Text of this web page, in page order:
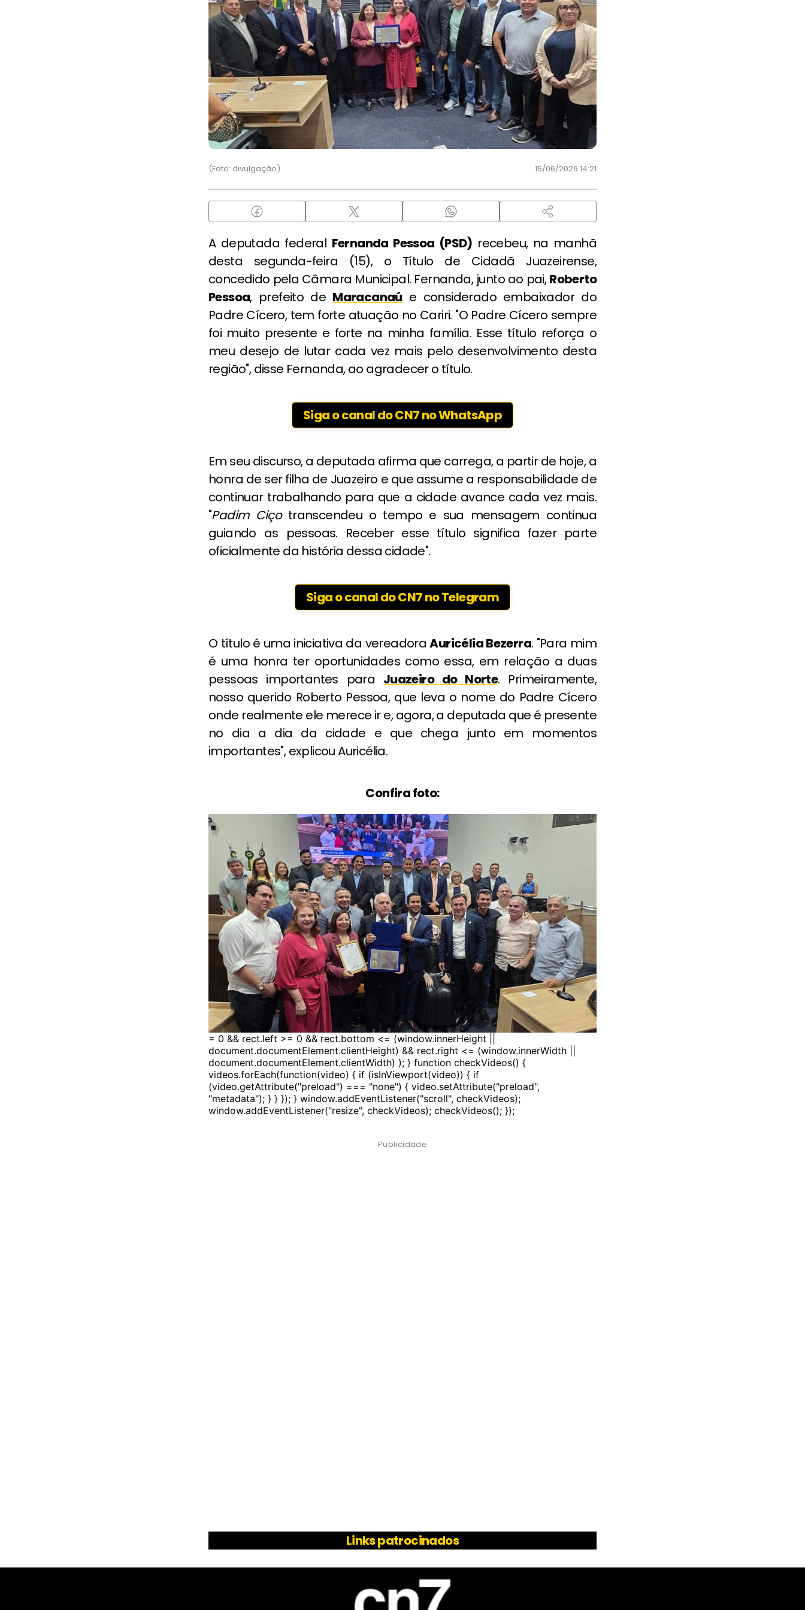
(Foto: divulgação) 15/06/2026 14:21
A deputada federal Fernanda Pessoa (PSD) recebeu, na manhã
desta segunda-feira (15), o Título de Cidadã Juazeirense,
concedido pela Câmara Municipal. Fernanda, junto ao pai,Roberto
Pessoa, prefeito de Maracanaú e considerado embaixador do
Padre Cícero, tem forte atuação no Cariri. "O Padre Cícero sempre
foi muito presente e forte na minha família. Esse título reforça o
meu desejo de lutar cada vez mais pelo desenvolvimento desta
região", disse Fernanda, ao agradecer o título.
Siga o canal do CN7 no WhatsApp
Em seu discurso, a deputada afirma que carrega, a partir de hoje, a
honra de ser filha de Juazeiro e que assume a responsabilidade de
continuar trabalhando para que a cidade avance cada vez mais.
"Padim Ciçotranscendeu o tempo e sua mensagem continua
guiando as pessoas. Receber esse título significa fazer parte
oficialmente da história dessa cidade".
Siga o canal do CN7 no Telegram
O título é uma iniciativa da vereadoraAuricélia Bezerra. "Para mim
é uma honra ter oportunidades como essa, em relação a duas
pessoas importantes para Juazeiro do Norte. Primeiramente,
nosso querido Roberto Pessoa, que leva o nome do Padre Cícero
onde realmente ele merece ir e, agora, a deputada que é presente
no dia a dia da cidade e que chega junto em momentos
importantes", explicou Auricélia.
Confira foto:
= 0 && rect.left >= 0 && rect.bottom <= (window.innerHeight ||
document.documentElement.clientHeight) && rect.right <= (window.innerWidth ||
document.documentElement.clientWidth) ); } function checkVideos() {
videos.forEach(function(video) { if (isInViewport(video)) { if
(video.getAttribute("preload") === "none") { video.setAttribute("preload",
"metadata"); } } }); } window.addEventListener("scroll", checkVideos);
window.addEventListener("resize", checkVideos); checkVideos(); });
Publicidade
Links patrocinados